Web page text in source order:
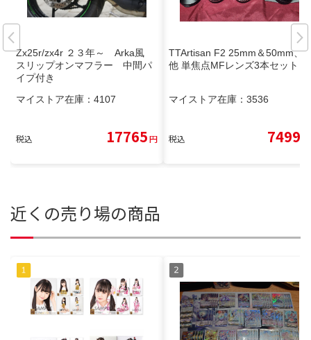
Zx25r/zx4r ２３年～ Arka風
スリップオンマフラー 中間パ
イプ付き
マイストア在庫： 4107
税込 17765円
TTArtisan F2 25mm＆50mm、
他 単焦点MFレンズ3本セット
マイストア在庫： 3536
税込 7499
近くの売り場の商品